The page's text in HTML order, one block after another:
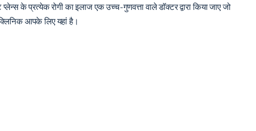
के प्रत्येक रोगी का इलाज एक उच्च-गुणवत्ता वाले डॉक्टर द्वारा किया जाए जो
आपके लिए यहां है।